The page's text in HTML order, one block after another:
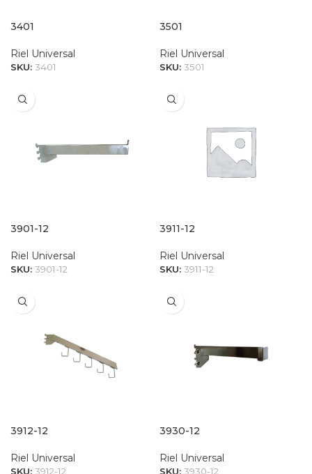
3401
Riel Universal
SKU: 3401
3501
Riel Universal
SKU: 3501
3901-12
Riel Universal
SKU: 3901-12
3911-12
Riel Universal
SKU: 3911-12
3912-12
Riel Universal
SKU: 3912-12
3930-12
Riel Universal
SKU: 3930-12